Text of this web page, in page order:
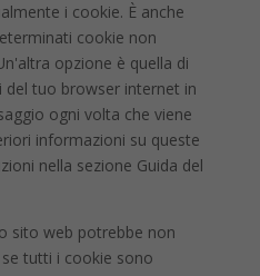
i cookie. È anche
cookie non
opzione è quella di
tuo browser internet in
ogni volta che viene
informazioni su queste
nella sezione Guida del
sito web potrebbe non
tutti i cookie sono